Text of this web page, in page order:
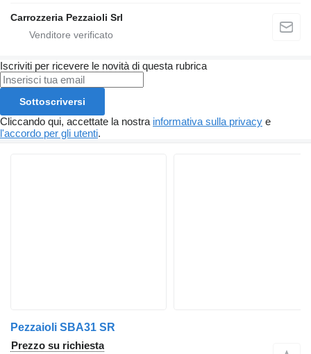
Carrozzeria Pezzaioli Srl
Iscriviti per ricevere le novità di questa rubrica
Sottoscriversi
Cliccando qui, accettate la nostra informativa sulla privacy e
l'accordo per gli utenti.
Pezzaioli SBA31 SR
Prezzo su richiesta